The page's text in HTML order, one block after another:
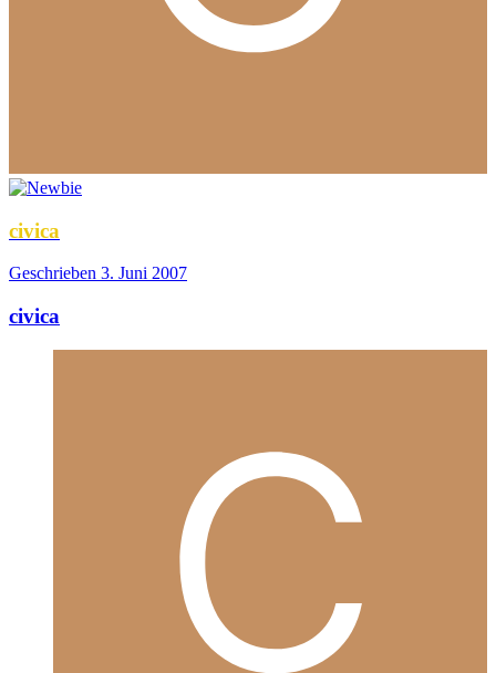
civica
Geschrieben 3. Juni 2007
civica